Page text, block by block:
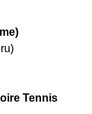
Tennis